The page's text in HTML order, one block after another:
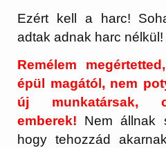
Ezért kell a harc!
adtak adnak harc nélkül!
Remélem
épül magától, nem
új munkatársak,
emberek!
Nem állnak
hogy tehozzád